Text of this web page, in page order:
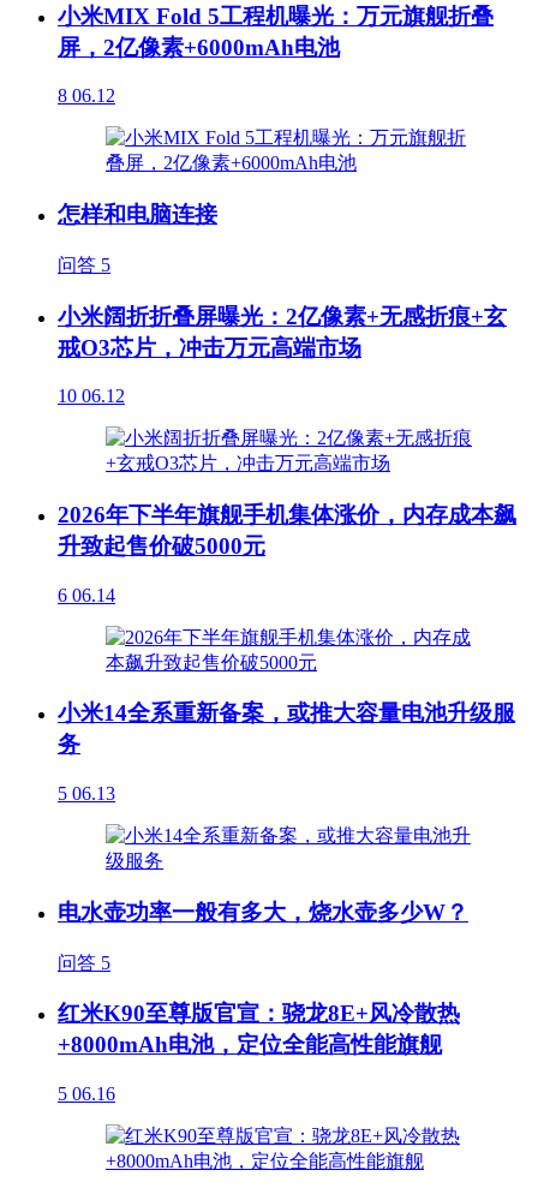
小米MIX Fold 5工程机曝光：万元旗舰折叠
屏，2亿像素+6000mAh电池
8 06.12
怎样和电脑连接
问答 5
小米阔折折叠屏曝光：2亿像素+无感折痕+玄
戒O3芯片，冲击万元高端市场
10 06.12
2026年下半年旗舰手机集体涨价，内存成本飙
升致起售价破5000元
6 06.14
小米14全系重新备案，或推大容量电池升级服
务
5 06.13
电水壶功率一般有多大，烧水壶多少W？
问答 5
红米K90至尊版官宣：骁龙8E+风冷散热
+8000mAh电池，定位全能高性能旗舰
5 06.16